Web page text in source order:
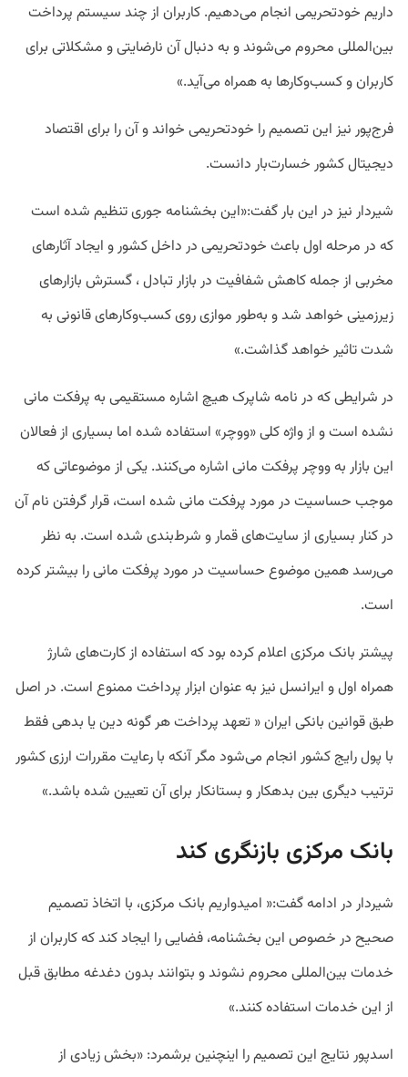
داریم خودتحریمی انجام می‌دهیم. کاربران از چند سیستم پرداخت
بین‌المللی محروم می‌شوند و به دنبال آن نارضایتی و مشکلاتی برای
کاربران و کسب‌وکارها به همراه می‌آید.»
فرج‌پور نیز این تصمیم را خودتحریمی خواند و آن را برای اقتصاد
دیجیتال کشور خسارت‌بار دانست.
شیردار نیز در این بار گفت:«این بخشنامه جوری تنظیم شده است
که در مرحله اول باعث خودتحریمی در داخل کشور و ایجاد آثارهای
مخربی از جمله کاهش شفافیت در بازار تبادل ، گسترش بازارهای
زیرزمینی خواهد شد و به‌طور موازی روی کسب‌وکارهای قانونی به
شدت تاثیر خواهد گذاشت.»
در شرایطی که در نامه شاپرک هیچ اشاره مستقیمی به پرفکت مانی
نشده است و از واژه کلی «ووچر» استفاده شده اما بسیاری از فعالان
این بازار به ووچر پرفکت مانی اشاره می‌کنند. یکی از موضوعاتی که
موجب حساسیت در مورد پرفکت مانی شده است، قرار گرفتن نام آن
در کنار بسیاری از سایت‌های قمار و شرط‌بندی شده است. به نظر
می‌رسد همین موضوع حساسیت در مورد پرفکت مانی را بیشتر کرده
است.
پیشتر بانک مرکزی اعلام کرده بود که استفاده از کارت‌های شارژ
همراه اول و ایرانسل نیز به عنوان ابزار پرداخت ممنوع است. در اصل
طبق قوانین بانکی ایران « تعهد پرداخت هر گونه دین یا بدهی فقط
با پول رایج کشور انجام می‌شود مگر آنکه با رعایت مقررات ارزی کشور
ترتیب دیگری بین بدهکار و بستانکار برای آن تعیین شده باشد.»
بانک مرکزی بازنگری کند
شیردار در ادامه گفت:« امیدواریم بانک مرکزی، با اتخاذ تصمیم
صحیح در خصوص این بخشنامه، فضایی را ایجاد کند که کاربران از
خدمات بین‌المللی محروم نشوند و بتوانند بدون دغدغه مطابق قبل
از این خدمات استفاده کنند.»
اسدپور نتایج این تصمیم را اینچنین برشمرد: «بخش زیادی از